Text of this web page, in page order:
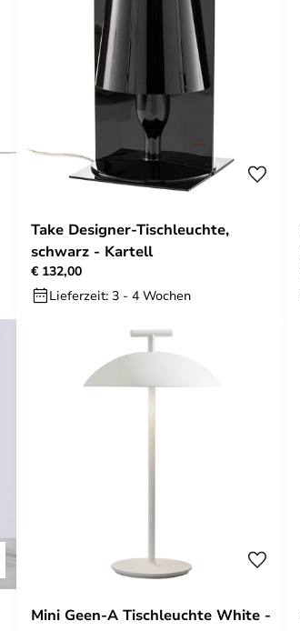
Take Designer-Tischleuchte,
schwarz - Kartell
€ 132,00
Lieferzeit: 3 - 4 Wochen
Mini Geen-A Tischleuchte White -